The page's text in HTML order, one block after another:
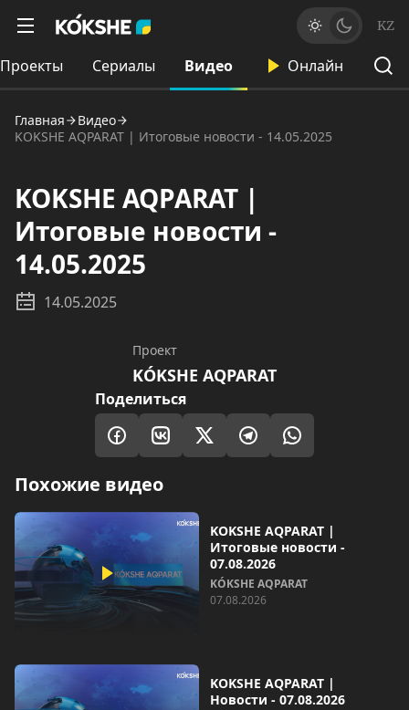
KZ
Проекты Сериалы Видео Онлайн
Главная
Видео
KOKSHE AQPARAT | Итоговые новости - 14.05.2025
KOKSHE AQPARAT |
Итоговые новости -
14.05.2025
14.05.2025
Проект
KÓKSHE AQPARAT
Поделиться
Похожие видео
KOKSHE AQPARAT |
Итоговые новости -
07.08.2026
KÓKSHE AQPARAT
07.08.2026
KOKSHE AQPARAT |
Новости - 07.08.2026